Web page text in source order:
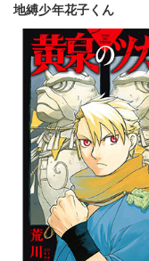
地縛少年花子くん